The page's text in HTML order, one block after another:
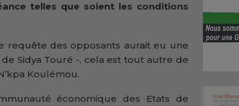
telles que soient les conditions
requête des opposants aurait eu une
Sidya Touré -, cela est tout autre de
Koulémou.
économique des Etats de